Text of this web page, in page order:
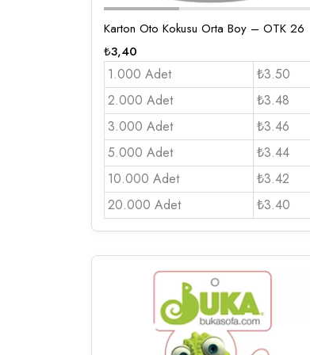
Karton Oto Kokusu Orta Boy – OTK 26
₺3,40
1.000 Adet
₺3.50
2.000 Adet
₺3.48
3.000 Adet
₺3.46
5.000 Adet
₺3.44
10.000 Adet
₺3.42
20.000 Adet
₺3.40